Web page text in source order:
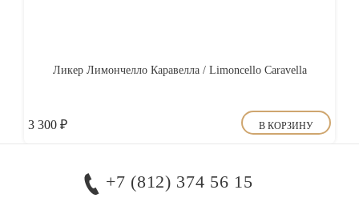
Ликер Лимончелло Каравелла / Limoncello Caravella
3 300 ₽ В КОРЗИНУ
+7 (812) 374 56 15